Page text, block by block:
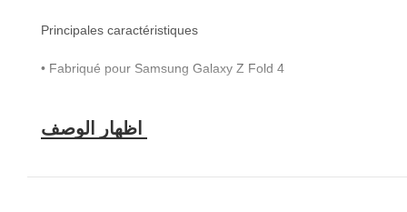
Principales caractéristiques
• Fabriqué pour Samsung Galaxy Z Fold 4
• 1 antichoc offert pour solidifier l’écran du téléphone
• Qualité supérieure